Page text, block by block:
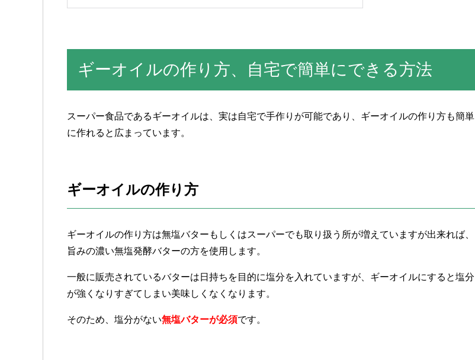
ギーオイルの作り方、自宅で簡単にできる方法
スーパー食品であるギーオイルは、実は自宅で手作りが可能であり、ギーオイルの作り方も簡単
に作れると広まっています。
ギーオイルの作り方
ギーオイルの作り方は無塩バターもしくはスーパーでも取り扱う所が増えていますが出来れば、
旨みの濃い無塩発酵バターの方を使用します。
一般に販売されているバターは日持ちを目的に塩分を入れていますが、ギーオイルにすると塩分
が強くなりすぎてしまい美味しくなくなります。
そのため、塩分がない無塩バターが必須です。